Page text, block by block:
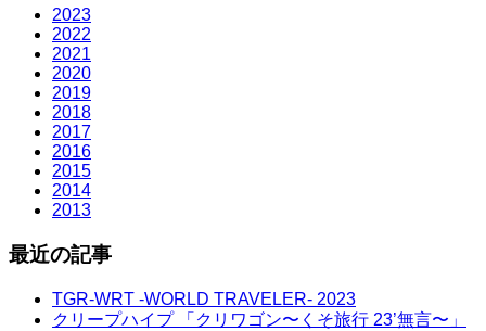
2023
2022
2021
2020
2019
2018
2017
2016
2015
2014
2013
最近の記事
TGR-WRT -WORLD TRAVELER- 2023
クリープハイプ 「クリワゴン〜くそ旅行 23’無言〜」